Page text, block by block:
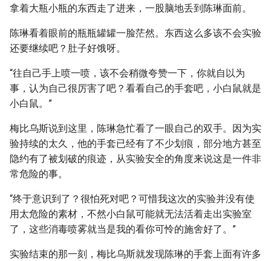
拿着大瓶小瓶的东西走了进来，一股脑地丢到陈琳面前。
陈琳看着眼前的瓶瓶罐罐一脸茫然。东西这么多该不会实验
还要继续吧？肚子好饿呀。
“往自己手上喷一喷，该不会稍微夸赞一下，你就自以为
事，认为自己很厉害了吧？看看自己的手套吧，小白鼠就是
小白鼠。”
梅比乌斯说到这里，陈琳急忙看了一眼自己的双手。因为实
验持续的太久，他的手套已经有了不少划痕，部分地方甚至
隐约有了被划破的痕迹，从实验安全的角度来说这是一件非
常危险的事。
“终于意识到了？很怕死对吧？可惜我这次的实验并没有使
用太危险的素材，不然小白鼠可能就无法活着走出实验室
了，这些消毒喷雾就当是我的看你可怜的施舍好了。”
实验结束的那一刻，梅比乌斯就发现陈琳的手套上面有许多